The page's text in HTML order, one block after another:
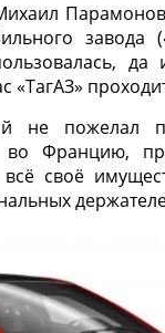
«ТагАЗ»
не пожелал
во Францию,
своё